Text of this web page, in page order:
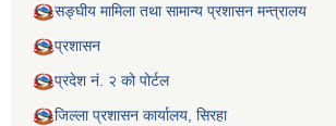
सङ्घीय मामिला तथा सामान्य प्रशासन मन्त्रालय
प्रशासन
प्रदेश नं. २ को पोर्टल
जिल्ला प्रशासन कार्यालय, सिरहा